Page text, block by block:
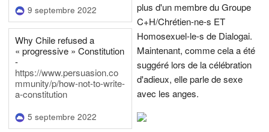
9 septembre 2022
Why Chile refused a
« progressive » Constitution
-
https://www.persuasion.co
mmunity/p/how-not-to-write-
a-constitution
5 septembre 2022
plus d'un membre du Groupe
C+H/Chrétien-ne-s ET
Homosexuel-le-s de Dialogai.
Maintenant, comme cela a été
suggéré lors de la célébration
d'adieux, elle parle de sexe
avec les anges.